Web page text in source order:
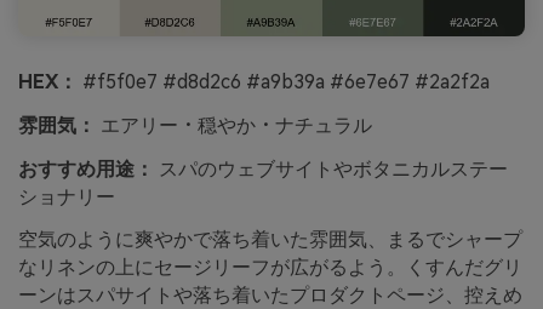
HEX： #f5f0e7 #d8d2c6 #a9b39a #6e7e67 #2a2f2a
雰囲気： エアリー・穏やか・ナチュラル
おすすめ用途：
スパのウェブサイトやボタニカルステー
ショナリー
空気のように爽やかで落ち着いた雰囲気、まるでシャープ
なリネンの上にセージリーフが広がるよう。くすんだグリ
ーンはスパサイトや落ち着いたプロダクトページ、控えめ